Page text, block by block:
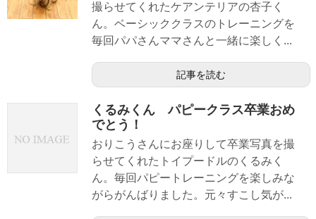
撮らせてくれたケアンテリアの杏子く
ん。ベーシッククラスのトレーニングを
毎回パパさんママさんと一緒に楽しく...
記事を読む
くるみくん パピークラス卒業おめ
でとう！
おりこうさんにお座りして卒業写真を撮
らせてくれたトイプードルのくるみく
ん。毎回パピートレーニングを楽しみな
がらがんばりました。元々すこし気が...